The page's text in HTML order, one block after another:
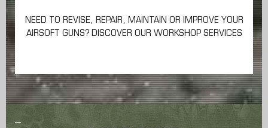
NEED TO REVISE, REPAIR, MAINTAIN OR IMPROVE YOUR
AIRSOFT GUNS? DISCOVER OUR WORKSHOP SERVICES